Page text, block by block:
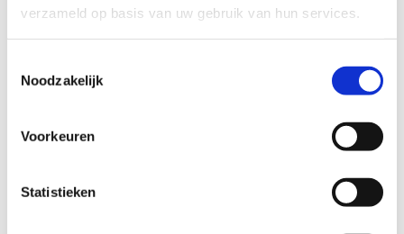
verzameld op basis van uw gebruik van hun services.
Noodzakelijk
Voorkeuren
Statistieken
Een wekelijkse training met je club
Neem contact op
Stuur een bericht